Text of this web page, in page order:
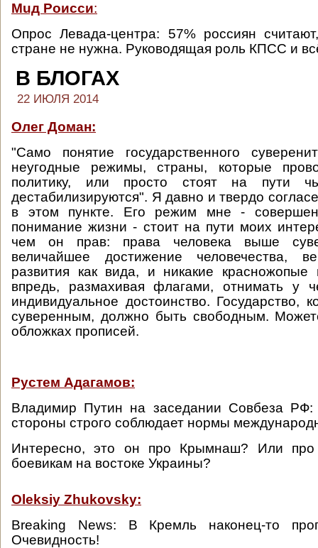
Muд Роисси:
Опрос Левада-центра: 57% россиян
стране не нужна. Руководящая роль КПСС и
В БЛОГАХ
22 ИЮЛЯ 2014
Олег Доман:
"Само понятие государственного
неугодные режимы, страны, которые
политику, или просто стоят на пути
дестабилизируются". Я давно и твердо
в этом пункте. Его режим мне -
понимание жизни - стоит на пути моих
чем он прав: права человека выше
величайшее достижение человечества,
развития как вида, и никакие красножопые
впредь, размахивая флагами, отнимать у
индивидуальное достоинство. Государство,
суверенным, должно быть свободным.
обложках прописей.
Рустем Адагамов:
Владимир Путин на заседании Совбеза РФ:
стороны строго соблюдает нормы
Интересно, это он про Крымнаш? Или
боевикам на востоке Украины?
Oleksiy Zhukovsky:
Breaking News: В Кремль наконец-то
Очевидность!